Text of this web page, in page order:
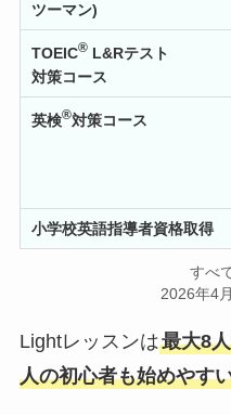
ツーマン)
TOEIC® L&Rテスト
対策コース
英検®対策コース
小学校英語指導者資格取得
すべ
2026年4
Lightレッスンは最大8
人の初心者も始めやす